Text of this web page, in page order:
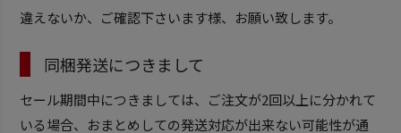
違えないか、ご確認下さいます様、お願い致します。
同梱発送につきまして
セール期間中につきましては、ご注文が2回以上に分かれて
いる場合、おまとめしての発送対応が出来ない可能性が通